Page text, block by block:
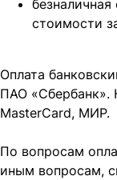
стоимости
Оплата
ПАО «Сбербанк».
MasterCard, МИР.
По вопросам
иным вопросам,